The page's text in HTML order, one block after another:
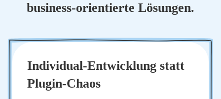
busi­ness-ori­en­tier­te Lösun­gen.
Indi­vi­du­al-Ent­wick­lung statt
Plug­in-Cha­os